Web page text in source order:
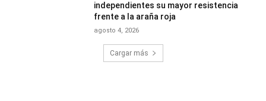
independientes su mayor resistencia
frente a la araña roja
agosto 4, 2026
Cargar más